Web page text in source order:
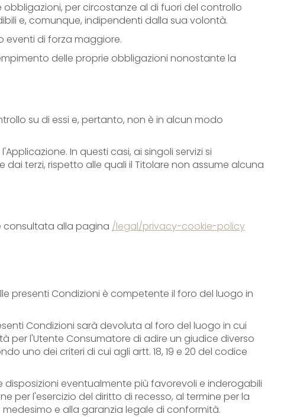
per circostanze al di fuori del controllo
e, comunque, indipendenti dalla sua volontà.
eventi di forza maggiore.
delle proprie obbligazioni nonostante la
su di essi e, pertanto, non è in alcun modo
In questi casi, ai singoli servizi si
terzi, rispetto alle quali il Titolare non assume alcuna
consultata alla pagina /legal/privacy-cookie-policy
presenti Condizioni è competente il foro del luogo in
Condizioni sarà devoluta al foro del luogo in cui
per l'Utente Consumatore di adire un giudice diverso
uno dei criteri di cui agli artt. 18, 19 e 20 del codice
eventualmente più favorevoli e inderogabili
per l'esercizio del diritto di recesso, al termine per la
e alla garanzia legale di conformità.